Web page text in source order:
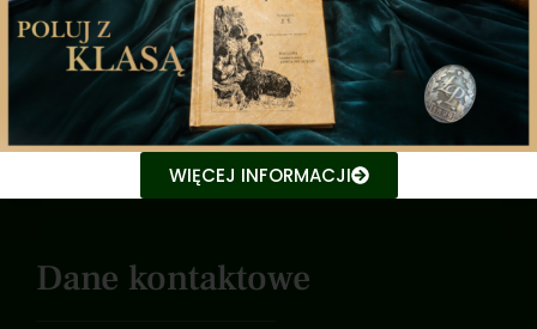
Polski Związek Łowiecki
Nowy Świat 35, 00-029 Warszawa
e-mail: pzlow@pzlow.pl
NIP: 526 030 04 63
Dane kontaktowe
WIĘCEJ INFORMACJI